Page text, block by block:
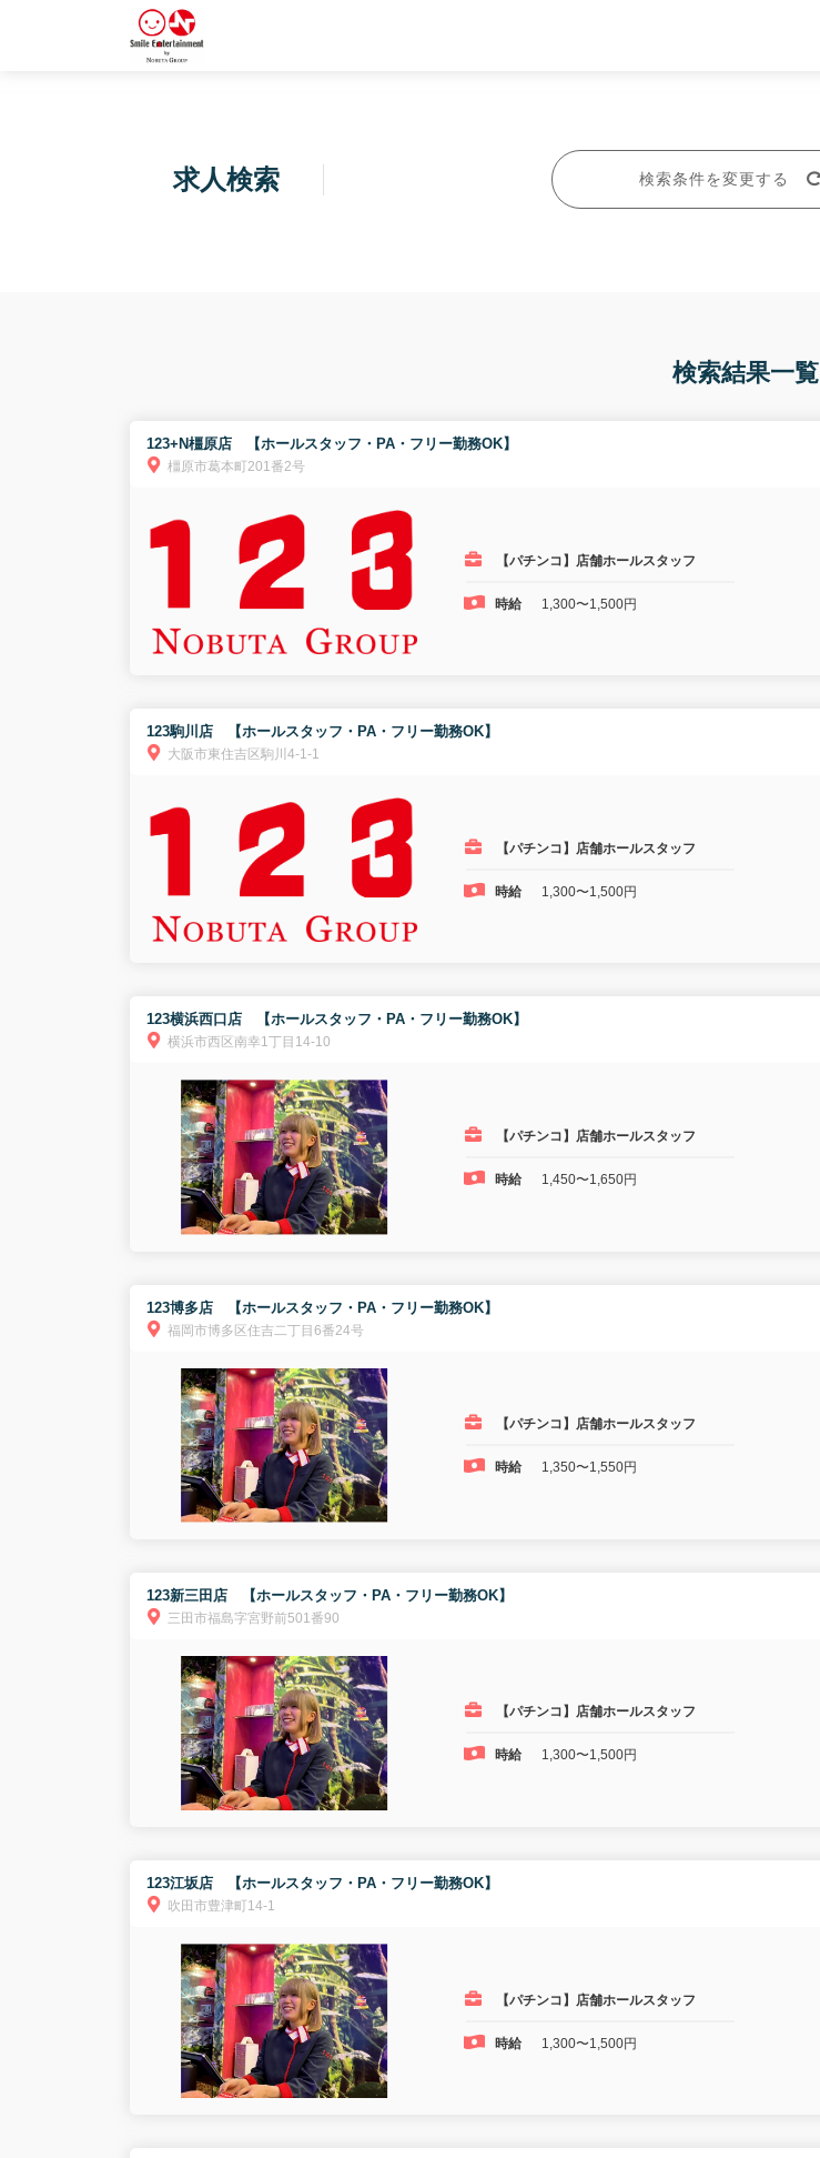
求人検索 検索条件を変更する
検索結果一覧
123+N橿原店 【ホールスタッフ・PA・フリー勤務OK】
橿原市葛本町201番2号
【パチンコ】店舗ホールスタッフ
時給 1,300〜1,500円
123駒川店 【ホールスタッフ・PA・フリー勤務OK】
大阪市東住吉区駒川4-1-1
【パチンコ】店舗ホールスタッフ
時給 1,300〜1,500円
123横浜西口店 【ホールスタッフ・PA・フリー勤務OK】
横浜市西区南幸1丁目14-10
【パチンコ】店舗ホールスタッフ
時給 1,450〜1,650円
123博多店 【ホールスタッフ・PA・フリー勤務OK】
福岡市博多区住吉二丁目6番24号
【パチンコ】店舗ホールスタッフ
時給 1,350〜1,550円
123新三田店 【ホールスタッフ・PA・フリー勤務OK】
三田市福島字宮野前501番90
【パチンコ】店舗ホールスタッフ
時給 1,300〜1,500円
123江坂店 【ホールスタッフ・PA・フリー勤務OK】
吹田市豊津町14-1
【パチンコ】店舗ホールスタッフ
時給 1,300〜1,500円